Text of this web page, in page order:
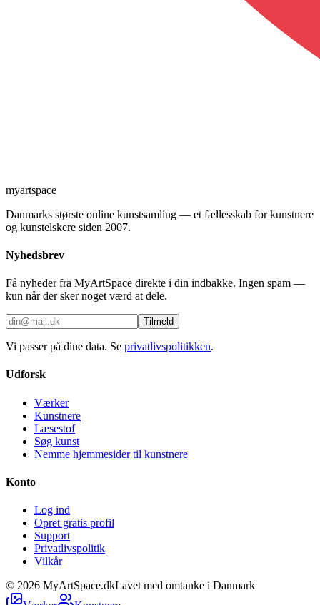
myartspace
Danmarks største online kunstsamling — et fællesskab for kunstnere
og kunstelskere siden 2007.
Nyhedsbrev
Få nyheder fra MyArtSpace direkte i din indbakke. Ingen spam —
kun når der sker noget værd at dele.
Tilmeld
Vi passer på dine data. Se privatlivspolitikken.
Udforsk
Værker
Kunstnere
Læsestof
Søg kunst
Nemme hjemmesider til kunstnere
Konto
Log ind
Opret gratis profil
Support
Privatlivspolitik
Vilkår
© 2026 MyArtSpace.dkLavet med omtanke i Danmark